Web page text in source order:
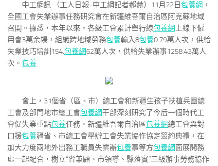
中工網訊 （工人日報-中工網記者郝赫）11月22日包養網 ，
全國工會失業辦事任務研究會在新疆維吾爾自治區阿克蘇地域
召開。據悉，本年以來，各級工會累計舉行線包養網 上線下僱
用會3萬余場，組織跨地域勞務包養輸入8包養0.79萬人次，供給
失業技巧培訓154.包養網62萬人次，供給失業辦事1258.43萬人
次。 包養
會上，31個省（區、市）總工會和新疆生孩子扶植兵團總
工會及部門地市總工會包養網干部深刻研究了今后一個時代工
會促失業重點包養任務。新疆維吾爾自治區包養網總工會與對
口援包養疆省、市總工會舉辦工會失業協作協定簽約典禮，在
加大力度兩地外出務工職員失業辦包養事等方包養網面展開務
虛一起配合，樹立“省兼顧、市領導、縣落實”三級辦事勞務協作